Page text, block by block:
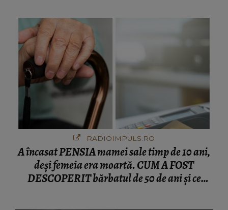
RADIOIMPULS.RO
A încasat PENSIA mamei sale timp de 10 ani,
deși femeia era moartă. CUM A FOST
DESCOPERIT bărbatul de 50 de ani și ce